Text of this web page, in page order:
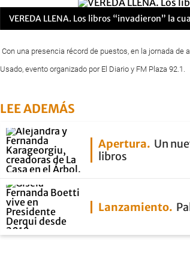
VEREDA LLENA. Los libros “invadieron” la
Con una presencia récord de puestos, en la jornada de
Usado, evento organizado por El Diario y FM Plaza 92.1.
LEE ADEMÁS
Apertura
Un
libros
Lanzamiento